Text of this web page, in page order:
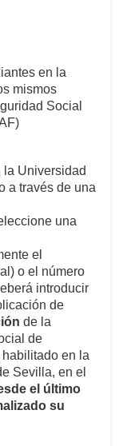
en la
mismos
Social
la Universidad
a través de una
una
el
o el número
introducir
de
de la
de
habilitado en la
Sevilla, en el
el último
su